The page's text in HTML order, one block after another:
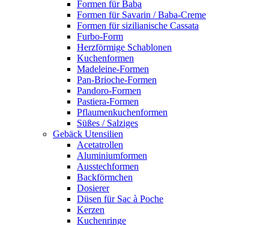
Formen für Baba
Formen für Savarin / Baba-Creme
Formen für sizilianische Cassata
Furbo-Form
Herzförmige Schablonen
Kuchenformen
Madeleine-Formen
Pan-Brioche-Formen
Pandoro-Formen
Pastiera-Formen
Pflaumenkuchenformen
Süßes / Salziges
Gebäck Utensilien
Acetatrollen
Aluminiumformen
Ausstechformen
Backförmchen
Dosierer
Düsen für Sac à Poche
Kerzen
Kuchenringe